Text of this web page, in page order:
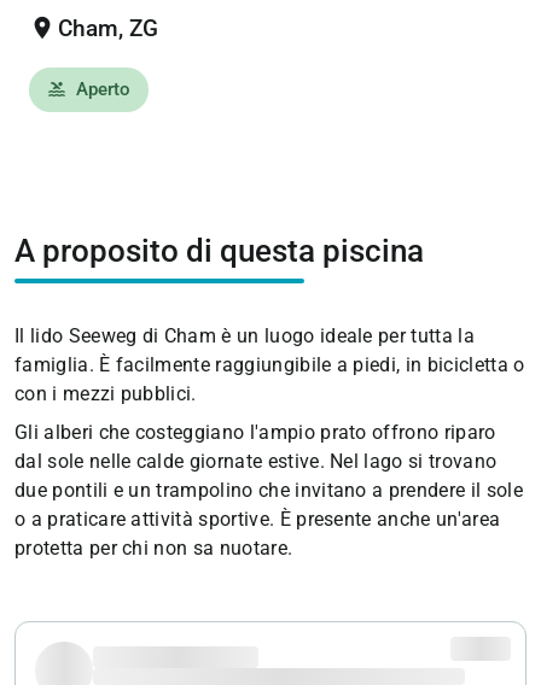
location_on Cham, ZG
pool Aperto
A proposito di questa piscina
Il lido Seeweg di Cham è un luogo ideale per tutta la
famiglia. È facilmente raggiungibile a piedi, in bicicletta o
con i mezzi pubblici.
Gli alberi che costeggiano l'ampio prato offrono riparo
dal sole nelle calde giornate estive. Nel lago si trovano
due pontili e un trampolino che invitano a prendere il sole
o a praticare attività sportive. È presente anche un'area
protetta per chi non sa nuotare.